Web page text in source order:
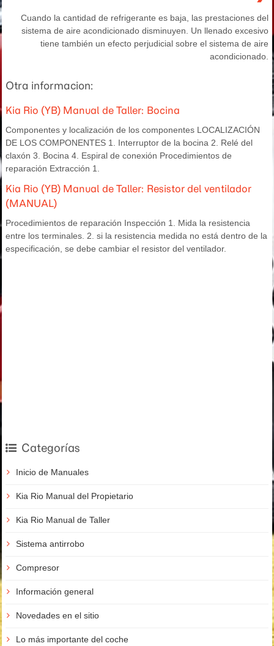
Cuando la cantidad de refrigerante es baja, las prestaciones del
sistema de aire acondicionado disminuyen. Un llenado excesivo
tiene también un efecto perjudicial sobre el sistema de aire
acondicionado.
Otra informacion:
Kia Rio (YB) Manual de Taller: Bocina
Componentes y localización de los componentes LOCALIZACIÓN
DE LOS COMPONENTES 1. Interruptor de la bocina 2. Relé del
claxón 3. Bocina 4. Espiral de conexión Procedimientos de
reparación Extracción 1.
Kia Rio (YB) Manual de Taller: Resistor del ventilador
(MANUAL)
Procedimientos de reparación Inspección 1. Mida la resistencia
entre los terminales. 2. si la resistencia medida no está dentro de la
especificación, se debe cambiar el resistor del ventilador.
Categorías
Inicio de Manuales
Kia Rio Manual del Propietario
Kia Rio Manual de Taller
Sistema antirrobo
Compresor
Información general
Novedades en el sitio
Lo más importante del coche